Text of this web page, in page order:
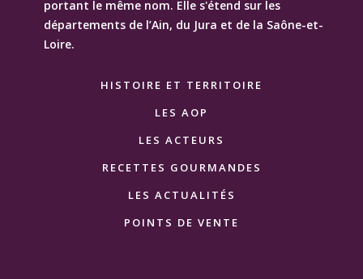
portant le même nom. Elle s'étend sur les
départements de l’Ain, du Jura et de la Saône-et-
Loire.
HISTOIRE ET TERRITOIRE
LES AOP
LES ACTEURS
RECETTES GOURMANDES
LES ACTUALITÉS
POINTS DE VENTE